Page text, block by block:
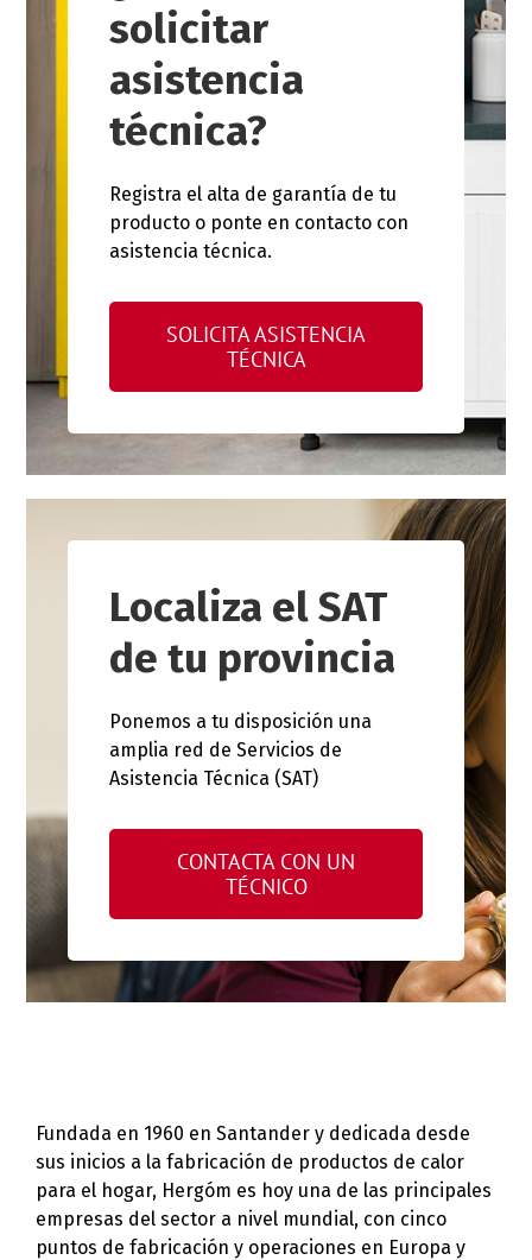
solicitar
asistencia
técnica?
Registra el alta de garantía de tu
producto o ponte en contacto con
asistencia técnica.
SOLICITA ASISTENCIA
TÉCNICA
Localiza el SAT
de tu provincia
Ponemos a tu disposición una
amplia red de Servicios de
Asistencia Técnica (SAT)
CONTACTA CON UN
TÉCNICO
Fundada en 1960 en Santander y dedicada desde
sus inicios a la fabricación de productos de calor
para el hogar, Hergóm es hoy una de las principales
empresas del sector a nivel mundial, con cinco
puntos de fabricación y operaciones en Europa y